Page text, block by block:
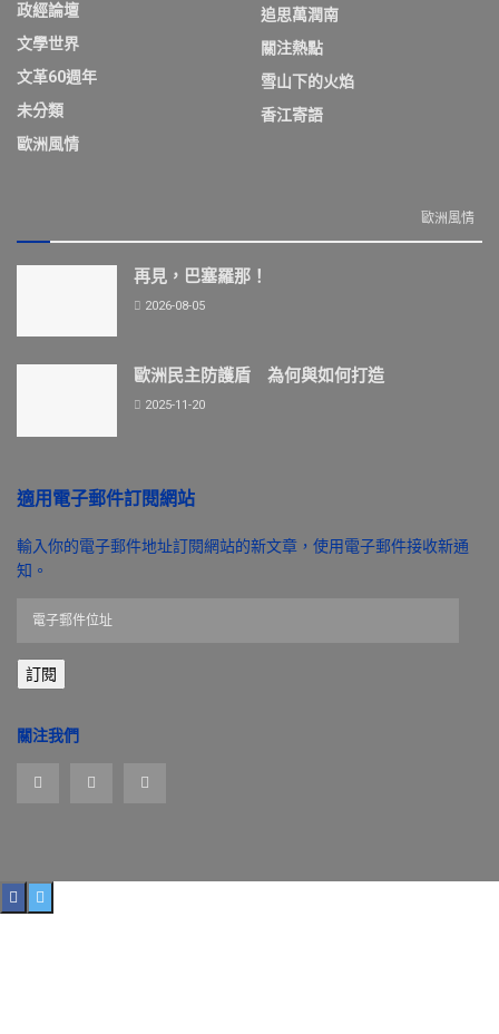
政經論壇
文學世界
文革60週年
未分類
歐洲風情
追思萬潤南
關注熱點
雪山下的火焰
香江寄語
歐洲風情
再見，巴塞羅那！
2026-08-05
歐洲民主防護盾 為何與如何打造
2025-11-20
適用電子郵件訂閱網站
輸入你的電子郵件地址訂閱網站的新文章，使用電子郵件接收新通
知。
郵
件
址
訂閱
關注我們